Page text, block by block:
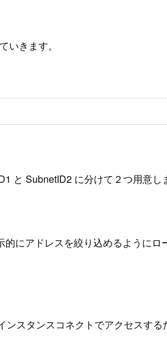
いきます。
と SubnetID2 に分けて２つ用意し
にアドレスを絞り込めるようにロ
スタンスコネクトでアクセスする